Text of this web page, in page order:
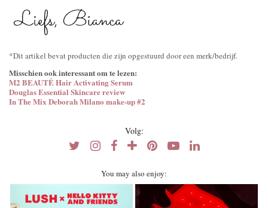
*Dit artikel bevat producten die zijn opgestuurd door een merk/bedrijf.
Misschien ook interessant om te lezen:
M2 BEAUTÉ Hair Activating Serum
Douglas Essential Skincare review
In The Mix Deborah Milano make-up #2
Volg:
You may also enjoy: